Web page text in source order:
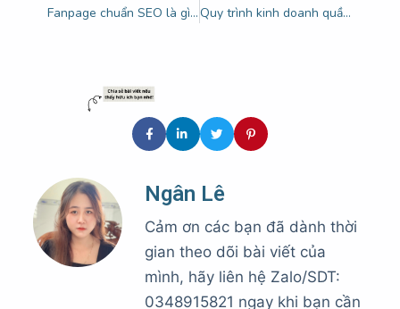
Fanpage chuẩn SEO là gì? Quy trình để xây dựng Fanpage lên top tìm kiếm Quy trình kinh doanh quần áo online hiệu quả 100% mà bạn cần biết
Ngân Lê
Cảm ơn các bạn đã dành thời
gian theo dõi bài viết của
mình, hãy liên hệ Zalo/SDT:
0348915821 ngay khi bạn cần